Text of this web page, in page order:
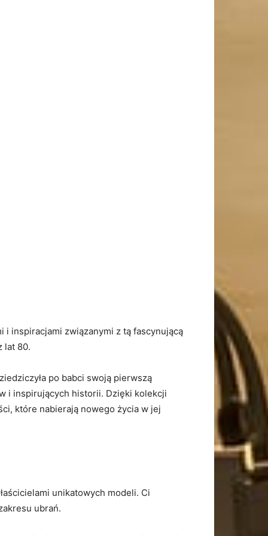
inspiracjami związanymi z⁣ tą fascynującą
lat 80.
⁢po babci swoją pierwszą
i inspirujących⁢ historii. Dzięki kolekcji
które nabierają nowego życia ‌w jej
unikatowych modeli. Ci
ubrań.